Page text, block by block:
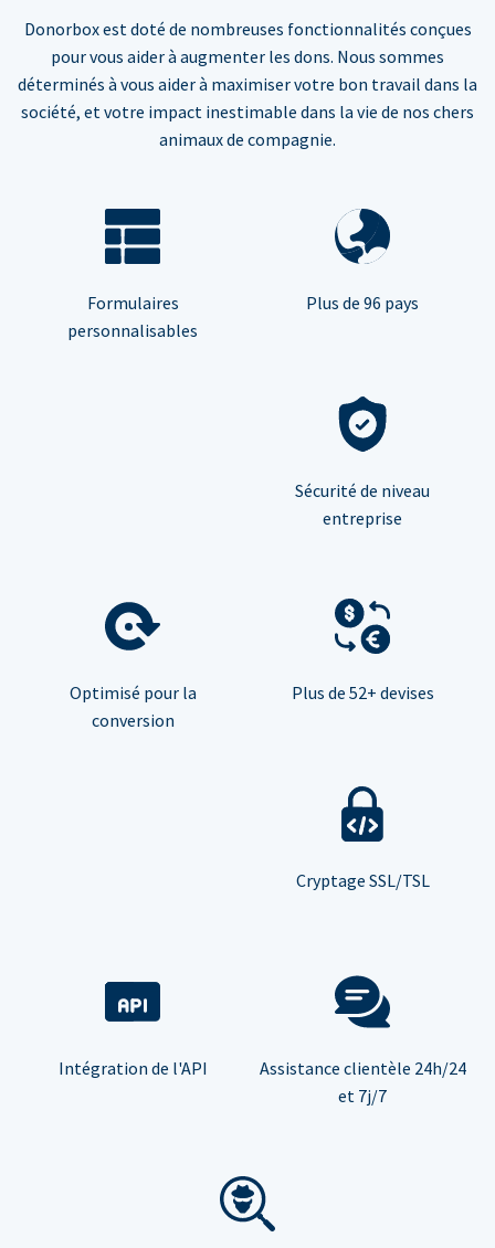
Donorbox est doté de nombreuses fonctionnalités conçues
pour vous aider à augmenter les dons. Nous sommes
déterminés à vous aider à maximiser votre bon travail dans la
société, et votre impact inestimable dans la vie de nos chers
animaux de compagnie.
Formulaires
personnalisables
Plus de 96 pays
Sécurité de niveau
entreprise
Optimisé pour la
conversion
Plus de 52+ devises
Cryptage SSL/TSL
Intégration de l'API
Assistance clientèle 24h/24
et 7j/7